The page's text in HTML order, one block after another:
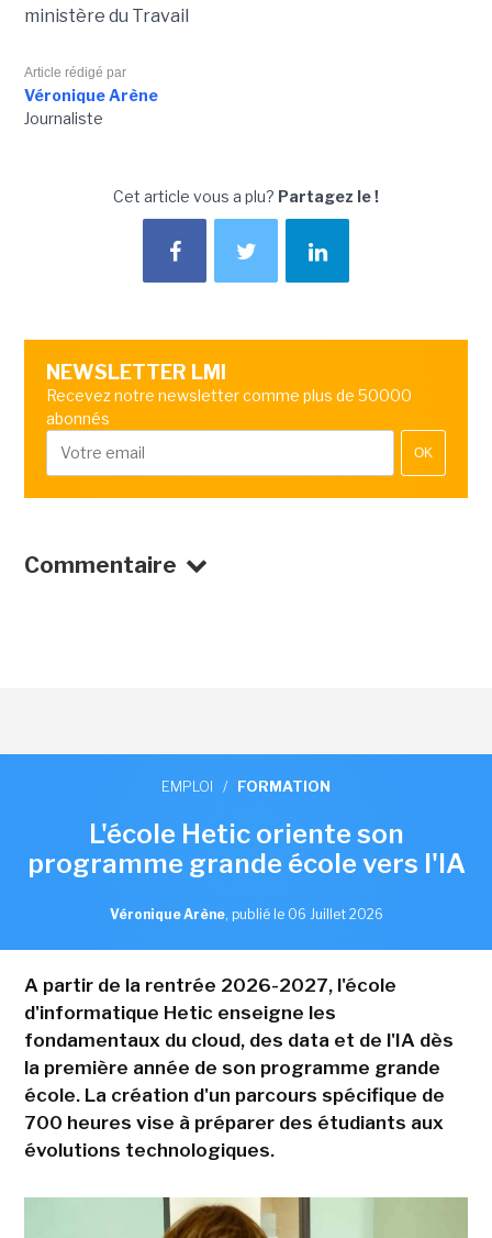
ministère du Travail
Article rédigé par
Véronique Arène
Journaliste
Cet article vous a plu? Partagez le !
NEWSLETTER LMI
Recevez notre newsletter comme plus de 50000
abonnés
OK
Commentaire
EMPLOI / FORMATION
L'école Hetic oriente son
programme grande école vers l'IA
Véronique Arène, publié le 06 Juillet 2026
A partir de la rentrée 2026-2027, l'école
d'informatique Hetic enseigne les
fondamentaux du cloud, des data et de l'IA dès
la première année de son programme grande
école. La création d'un parcours spécifique de
700 heures vise à préparer des étudiants aux
évolutions technologiques.